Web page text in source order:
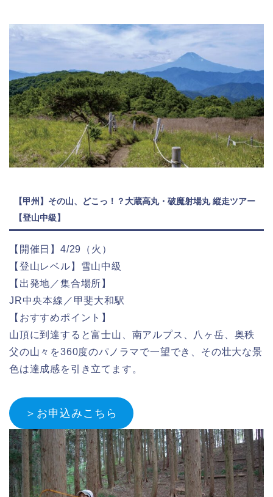
【甲州】その山、どこっ！？大蔵高丸・破魔射場丸 縦走ツアー
【登山中級】
【開催日】4/29（火）
【登山レベル】雪山中級
【出発地／集合場所】
JR中央本線／甲斐大和駅
【おすすめポイント】
山頂に到達すると富士山、南アルプス、八ヶ岳、奥秩
父の山々を360度のパノラマで一望でき、その壮大な景
色は達成感を引き立てます。
＞お申込みこちら